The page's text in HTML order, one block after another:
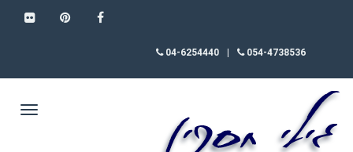
054-4738536
04-6254440